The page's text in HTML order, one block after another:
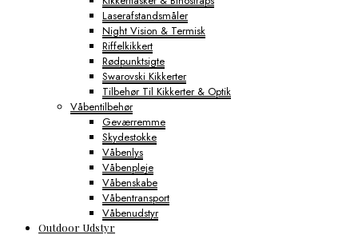
Laserafstandsmåler
Night Vision & Termisk
Riffelkikkert
Rødpunktsigte
Swarovski Kikkerter
Tilbehør Til Kikkerter & Optik
Våbentilbehør
Geværremme
Skydestokke
Våbenlys
Våbenpleje
Våbenskabe
Våbentransport
Våbenudstyr
Outdoor Udstyr